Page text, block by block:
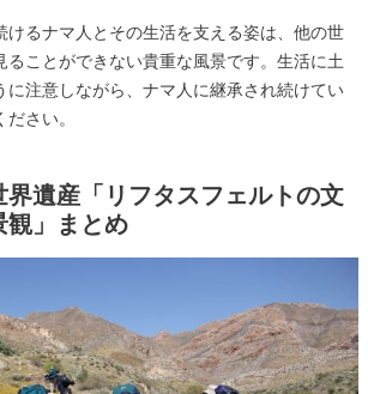
けるナマ人とその生活を支える姿は、他の世
ることができない貴重な風景です。生活に土
に注意しながら、ナマ人に継承され続けてい
さい。
遺産「リフタスフェルトの文
観」まとめ